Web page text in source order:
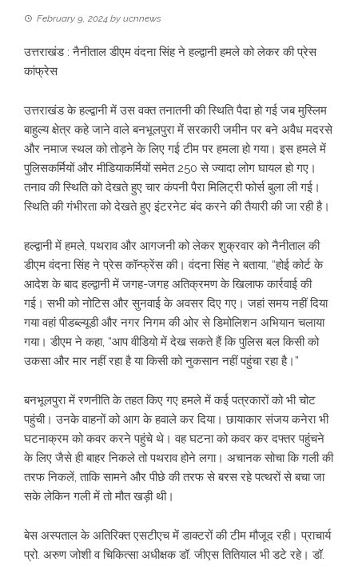
February 9, 2024 by ucnnews
उत्तराखंड : नैनीताल डीएम वंदना सिंह ने हल्द्वानी हमले को लेकर की प्रेस
कांफ्रेस
उत्तराखंड के हल्द्वानी में उस वक्त तनातनी की स्थिति पैदा हो गई जब मुस्लिम
बाहुल्य क्षेत्र कहे जाने वाले बनभूलपुरा में सरकारी जमीन पर बने अवैध मदरसे
और नमाज स्थल को तोड़ने के लिए गई टीम पर हमला हो गया। इस हमले में
पुलिसकर्मियों और मीडियाकर्मियों समेत 250 से ज्यादा लोग घायल हो गए।
तनाव की स्थिति को देखते हुए चार कंपनी पैरा मिलिट्री फोर्स बुला ली गई।
स्थिति की गंभीरता को देखते हुए इंटरनेट बंद करने की तैयारी की जा रही है।
हल्द्वानी में हमले, पथराव और आगजनी को लेकर शुक्रवार को नैनीताल की
डीएम वंदना स‍िंह ने प्रेस कॉन्‍फ्रेंस की। वंदना स‍िंह ने बताया, “होई कोर्ट के
आदेश के बाद हल्द्वानी में जगह-जगह अतिक्रमण के खिलाफ कार्रवाई की
गई। सभी को नोटिस और सुनवाई के अवसर दिए गए। जहां समय नहीं दिया
गया वहां पीडब्ल्यूडी और नगर निगम की ओर से डिमोलिशन अभियान चलाया
गया। डीएम ने कहा, “आप वीडियो में देख सकते हैं कि पुलिस बल किसी को
उकसा और मार नहीं रहा है या किसी को नुकसान नहीं पहुंचा रहा है।”
बनभूलपुरा में रणनीति के तहत किए गए हमले में कई पत्रकारों को भी चोट
पहुंची। उनके वाहनों को आग के हवाले कर दिया। छायाकार संजय कनेरा भी
घटनाक्रम को कवर करने पहुंचे थे। वह घटना को कवर कर दफ्तर पहुंचने
के लिए जैसे ही बाहर निकले तो पथराव होने लगा। अचानक सोचा कि गली की
तरफ निकलें, ताकि सामने और पीछे की तरफ से बरस रहे पत्थरों से बचा जा
सके लेकिन गली में तो मौत खड़ी थी।
बेस अस्पताल के अतिरिक्त एसटीएच में डाक्टरों की टीम मौजूद रही। प्राचार्य
प्रो. अरुण जोशी व चिकित्सा अधीक्षक डॉ. जीएस तितियाल भी डटे रहे। डॉ.